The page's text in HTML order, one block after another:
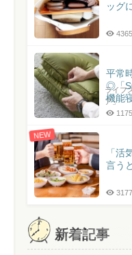
ッグ
平常
◎「
機能
ライフ
ア」
NEW
「活
言う
3177
新着記事